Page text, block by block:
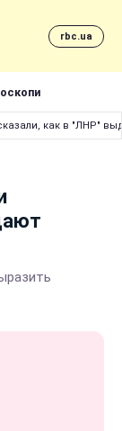
rbc.ua
как в "ЛНР"